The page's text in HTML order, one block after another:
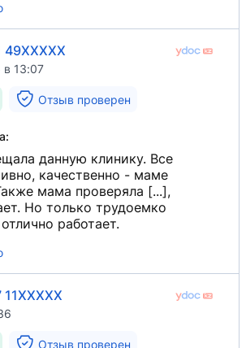
записали на [...] сентября
По приезду из села Шелек, а
120-ти км от города Алматы,
заявили, что аппарат работает
Мне сказали, что я сломаю
Почему никого
Я приехала сюда не отдыхать, а
[...].
49XXXXX
в 13:07
Отзыв проверен
данную клинику. Все
качественно - маме
мама проверяла [...],
Но только трудоемко
работает.
Отзыв проверен